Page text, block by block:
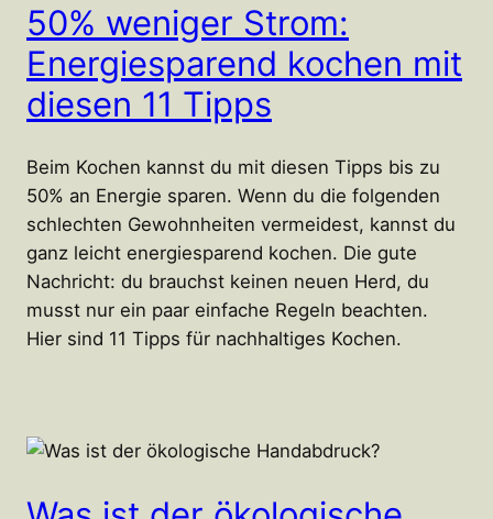
50% weniger Strom:
Energiesparend kochen mit
diesen 11 Tipps
Beim Kochen kannst du mit diesen Tipps bis zu
50% an Energie sparen. Wenn du die folgenden
schlechten Gewohnheiten vermeidest, kannst du
ganz leicht energiesparend kochen. Die gute
Nachricht: du brauchst keinen neuen Herd, du
musst nur ein paar einfache Regeln beachten.
Hier sind 11 Tipps für nachhaltiges Kochen.